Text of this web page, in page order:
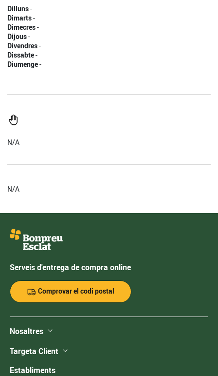
Dilluns-
Dimarts-
Dimecres-
Dijous-
Divendres-
Dissabte-
Diumenge-
N/A
N/A
Serveis d'entrega de compra online
Comprovar el codi postal
Nosaltres
Targeta Client
Establiments